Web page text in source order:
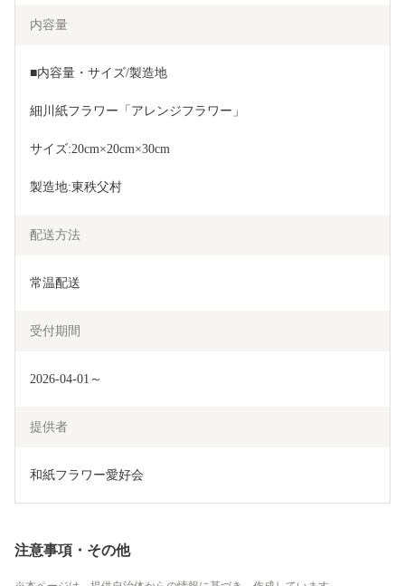
内容量
■内容量・サイズ/製造地
細川紙フラワー「アレンジフラワー」
サイズ:20cm×20cm×30cm
製造地:東秩父村
配送方法
常温配送
受付期間
2026-04-01～
提供者
和紙フラワー愛好会
注意事項・その他